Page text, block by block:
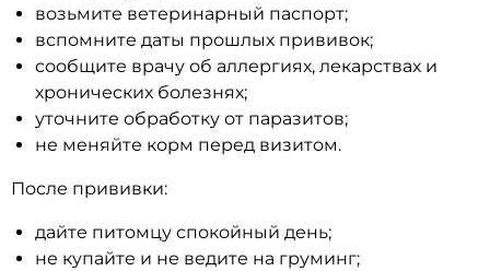
возьмите ветеринарный паспорт;
вспомните даты прошлых прививок;
сообщите врачу об аллергиях, лекарствах и
хронических болезнях;
уточните обработку от паразитов;
не меняйте корм перед визитом.
После прививки:
дайте питомцу спокойный день;
не купайте и не ведите на груминг;